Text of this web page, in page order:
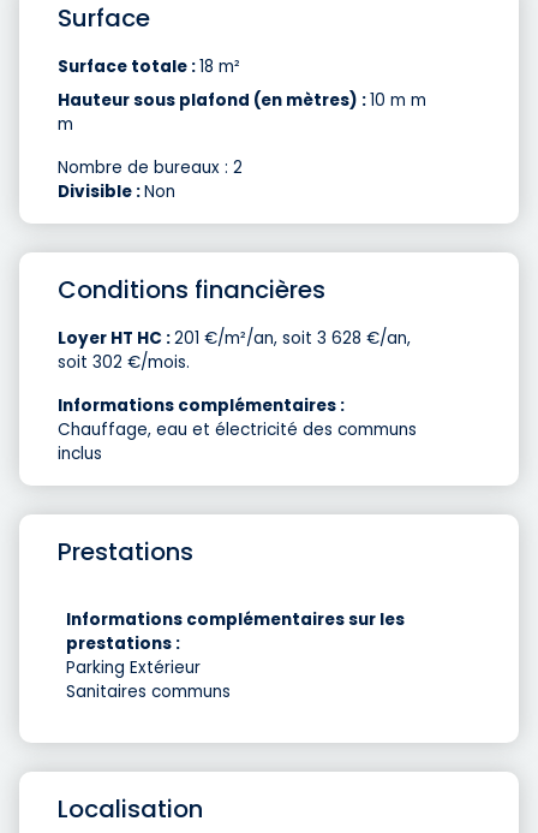
Surface
Surface totale :18 m²
Hauteur sous plafond (en mètres) :10 m m
m
Nombre de bureaux : 2
Divisible :Non
Conditions financières
Loyer HT HC :201 €/m²/an, soit 3 628 €/an,
soit 302 €/mois.
Informations complémentaires :
Chauffage, eau et électricité des communs
inclus
Prestations
Informations complémentaires sur les
prestations :
Parking Extérieur
Sanitaires communs
Localisation